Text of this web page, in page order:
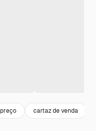
preço cartaz de venda